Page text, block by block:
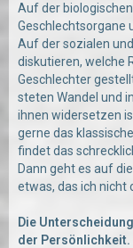
Auf der
Geschlechtsorgane
Auf der sozialen
diskutieren, welche
Geschlechter
steten Wandel und
ihnen widersetzen
gerne das
findet das
Dann geht es auf
etwas, das ich nicht
Die
der Persönlichkeit.